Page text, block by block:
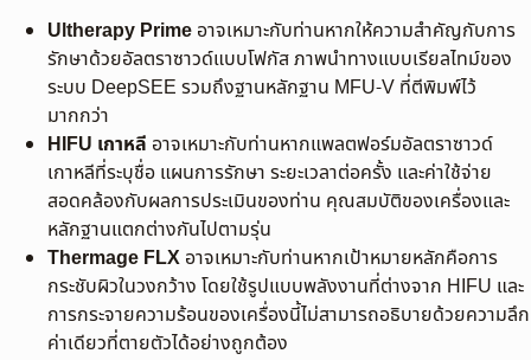
Ultherapy Prime อาจเหมาะกับท่านหากให้ความสำคัญกับการ
รักษาด้วยอัลตราซาวด์แบบโฟกัส ภาพนำทางแบบเรียลไทม์ของ
ระบบ DeepSEE รวมถึงฐานหลักฐาน MFU-V ที่ตีพิมพ์ไว้
มากกว่า
HIFU เกาหลี อาจเหมาะกับท่านหากแพลตฟอร์มอัลตราซาวด์
เกาหลีที่ระบุชื่อ แผนการรักษา ระยะเวลาต่อครั้ง และค่าใช้จ่าย
สอดคล้องกับผลการประเมินของท่าน คุณสมบัติของเครื่องและ
หลักฐานแตกต่างกันไปตามรุ่น
Thermage FLX อาจเหมาะกับท่านหากเป้าหมายหลักคือการ
กระชับผิวในวงกว้าง โดยใช้รูปแบบพลังงานที่ต่างจาก HIFU และ
การกระจายความร้อนของเครื่องนี้ไม่สามารถอธิบายด้วยความลึก
ค่าเดียวที่ตายตัวได้อย่างถูกต้อง